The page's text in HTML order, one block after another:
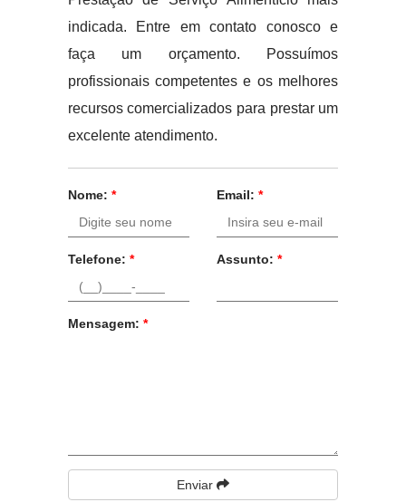
indicada. Entre em contato conosco e
faça um orçamento. Possuímos
profissionais competentes e os melhores
recursos comercializados para prestar um
excelente atendimento.
Nome: * Email: *
Telefone: * Assunto: *
Mensagem: *
Enviar